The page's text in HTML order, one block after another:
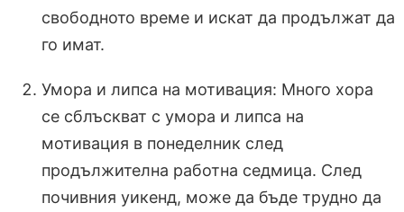
свободното време и искат да продължат да
го имат.
Умора и липса на мотивация: Много хора
се сблъскват с умора и липса на
мотивация в понеделник след
продължителна работна седмица. След
почивния уикенд, може да бъде трудно да